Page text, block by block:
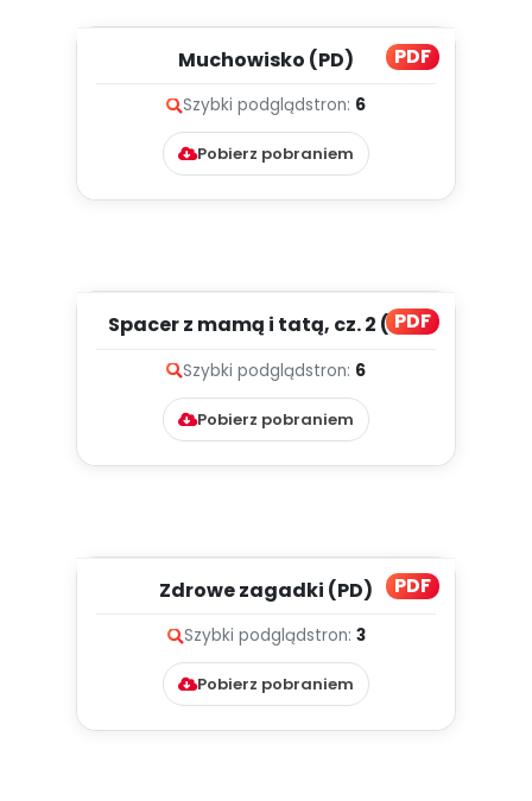
PDF
Muchowisko (PD)
Szybki podglądstron: 6
Pobierz pobraniem
PDF
Spacer z mamą i tatą, cz. 2 (PD)
Szybki podglądstron: 6
Pobierz pobraniem
PDF
Zdrowe zagadki (PD)
Szybki podglądstron: 3
Pobierz pobraniem